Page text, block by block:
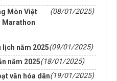
Mòn Việt
Marathon
(08/01/2025)
lịch năm 2025(09/01/2025)
năm 2025(18/01/2025)
văn hóa dân(19/01/2025)